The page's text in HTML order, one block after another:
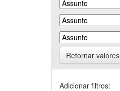
Retornar valores
Adicionar filtros: